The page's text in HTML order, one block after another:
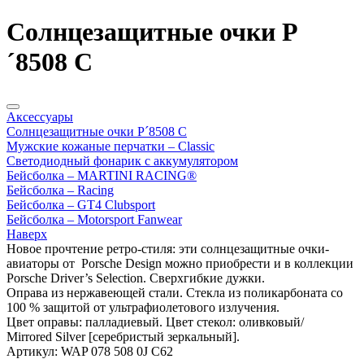
Солнцезащитные очки P
´8508 C
Аксессуары
Солнцезащитные очки P´8508 C
Мужские кожаные перчатки – Classic
Светодиодный фонарик с аккумулятором
Бейсболка – MARTINI RACING®
Бейсболка – Racing
Бейсболка – GT4 Clubsport
Бейсболка – Motorsport Fanwear
Наверх
Новое прочтение ретро-стиля: эти солнцезащитные очки-
авиаторы от Porsche Design можно приобрести и в коллекции
Porsche Driver’s Selection. Сверхгибкие дужки.
Оправа из нержавеющей стали. Стекла из поликарбоната со
100 % защитой от ультрафиолетового излучения.
Цвет оправы: палладиевый. Цвет стекол: оливковый/
Mirrored Silver [серебристый зеркальный].
Артикул: WAP 078 508 0J C62